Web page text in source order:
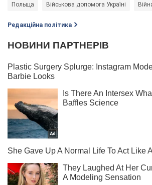
Польща Військова допомога Україні
Редакційна політика